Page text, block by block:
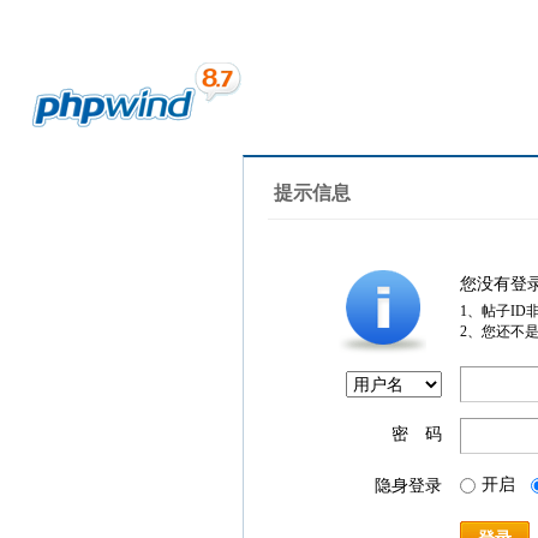
提示信息
您没有登
1、帖子ID
2、您还不
密 码
隐身登录 开启